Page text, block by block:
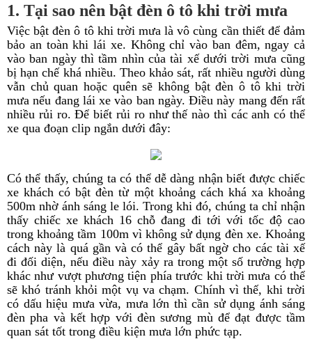
1. Tại sao nên bật đèn ô tô khi trời mưa
Việc bật đèn ô tô khi trời mưa là vô cùng cần thiết để đảm
bảo an toàn khi lái xe. Không chỉ vào ban đêm, ngay cả
vào ban ngày thì tầm nhìn của tài xế dưới trời mưa cũng
bị hạn chế khá nhiều. Theo khảo sát, rất nhiều người dùng
vẫn chủ quan hoặc quên sẽ không bật đèn ô tô khi trời
mưa nếu đang lái xe vào ban ngày. Điều này mang đến rất
nhiều rủi ro. Để biết rủi ro như thế nào thì các anh có thể
xe qua đoạn clip ngắn dưới đây:
Có thể thấy, chúng ta có thể dễ dàng nhận biết được chiếc
xe khách có bật đèn từ một khoảng cách khá xa khoảng
500m nhờ ánh sáng le lói. Trong khi đó, chúng ta chỉ nhận
thấy chiếc xe khách 16 chỗ đang đi tới với tốc độ cao
trong khoảng tầm 100m vì không sử dụng đèn xe. Khoảng
cách này là quá gần và có thể gây bất ngờ cho các tài xế
đi đối diện, nếu điều này xảy ra trong một số trường hợp
khác như vượt phương tiện phía trước khi trời mưa có thể
sẽ khó tránh khỏi một vụ va chạm. Chính vì thế, khi trời
có dấu hiệu mưa vừa, mưa lớn thì cần sử dụng ánh sáng
đèn pha và kết hợp với đèn sương mù để đạt được tầm
quan sát tốt trong điều kiện mưa lớn phức tạp.